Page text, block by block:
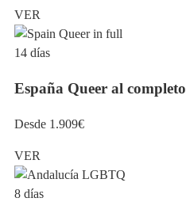
VER
14 días
España Queer al completo
Desde 1.909€
VER
8 días